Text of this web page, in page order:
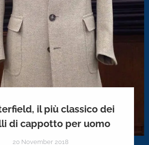
il più classico dei
di cappotto per uomo
20 November 2018